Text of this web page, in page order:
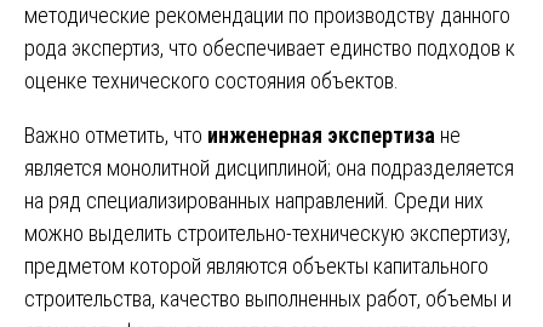
методические рекомендации по производству данного
рода экспертиз, что обеспечивает единство подходов к
оценке технического состояния объектов.
Важно отметить, что инженерная экспертиза не
является монолитной дисциплиной; она подразделяется
на ряд специализированных направлений. Среди них
можно выделить строительно-техническую экспертизу,
предметом которой являются объекты капитального
строительства, качество выполненных работ, объемы и